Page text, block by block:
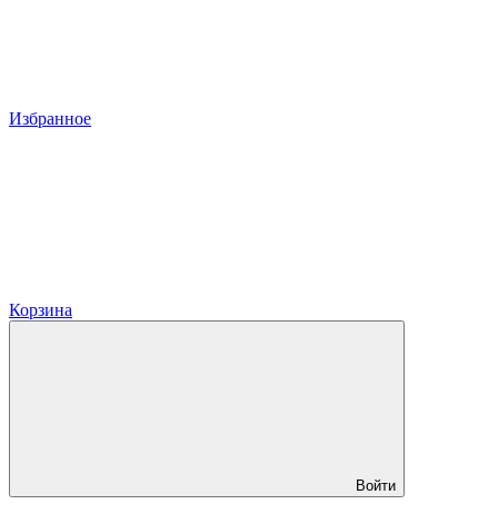
Избранное
Корзина
Войти